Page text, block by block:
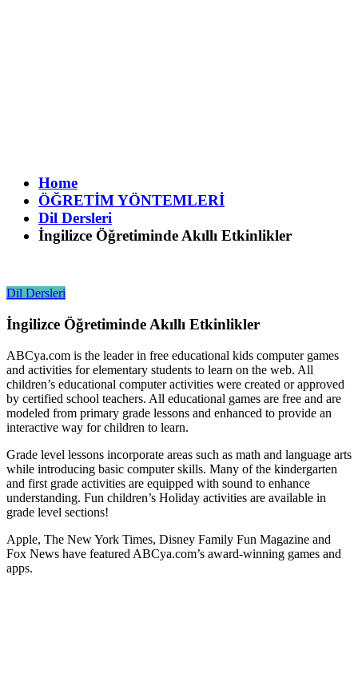
Home
ÖĞRETİM YÖNTEMLERİ
Dil Dersleri
İngilizce Öğretiminde Akıllı Etkinlikler
Dil Dersleri
İngilizce Öğretiminde Akıllı Etkinlikler
ABCya.com is the leader in free educational kids computer games
and activities for elementary students to learn on the web. All
children’s educational computer activities were created or approved
by certified school teachers. All educational games are free and are
modeled from primary grade lessons and enhanced to provide an
interactive way for children to learn.
Grade level lessons incorporate areas such as math and language arts
while introducing basic computer skills. Many of the kindergarten
and first grade activities are equipped with sound to enhance
understanding. Fun children’s Holiday activities are available in
grade level sections!
Apple, The New York Times, Disney Family Fun Magazine and
Fox News have featured ABCya.com’s award-winning games and
apps.